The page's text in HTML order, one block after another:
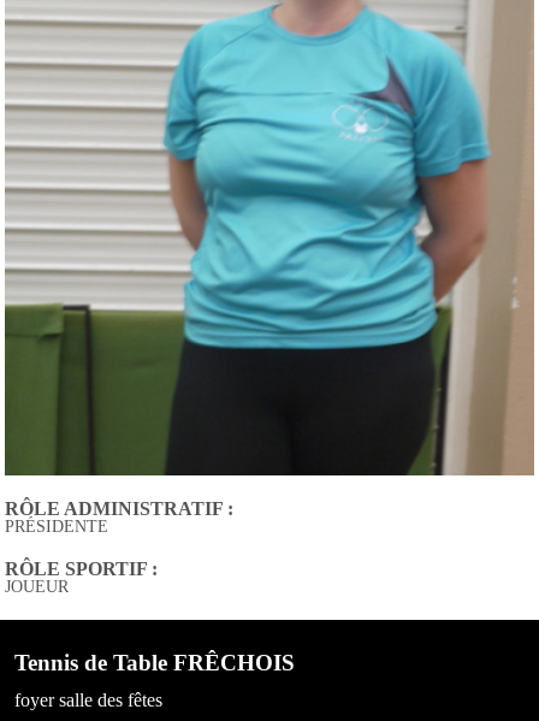
RÔLE ADMINISTRATIF :
PRÉSIDENTE
RÔLE SPORTIF :
JOUEUR
Tennis de Table FRÊCHOIS
foyer salle des fêtes